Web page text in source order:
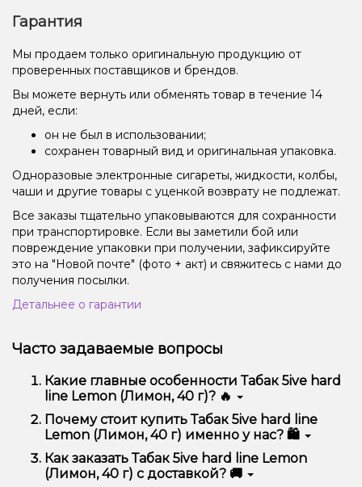
Гарантия
Мы продаем только оригинальную продукцию от
проверенных поставщиков и брендов.
Вы можете вернуть или обменять товар в течение 14
дней, если:
он не был в использовании;
сохранен товарный вид и оригинальная упаковка.
Одноразовые электронные сигареты, жидкости, колбы,
чаши и другие товары с уценкой возврату не подлежат.
Все заказы тщательно упаковываются для сохранности
при транспортировке. Если вы заметили бой или
повреждение упаковки при получении, зафиксируйте
это на "Новой почте" (фото + акт) и свяжитесь с нами до
получения посылки.
Детальнее о гарантии
Часто задаваемые вопросы
Какие главные особенности Табак 5ive hard
line Lemon (Лимон, 40 г)? 🔥
Табак 5ive hard line Lemon (Лимон, 40 г) отличается
высоким качеством, удобством использования и
надежностью.
Почему стоит купить Табак 5ive hard line
Lemon (Лимон, 40 г) именно у нас? 🛍️
Мы предлагаем только оригинальную продукцию,
широкий ассортимент, выгодные цены и быструю
доставку. Кроме того, у нас регулярные акции и
Как заказать Табак 5ive hard line Lemon
(Лимон, 40 г) с доставкой? 🚚